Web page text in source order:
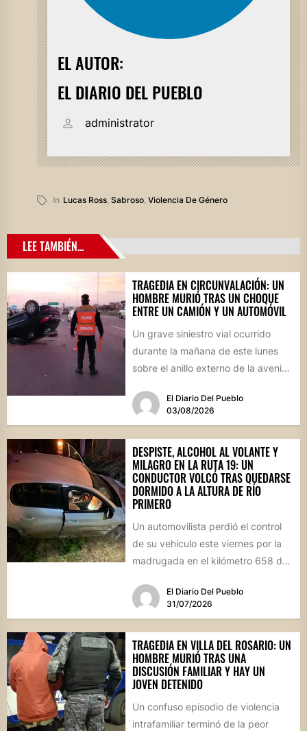
EL AUTOR:
EL DIARIO DEL PUEBLO
administrator
In Lucas Ross, Sabroso, Violencia De Género
LEE TAMBIÉN...
TRAGEDIA EN CIRCUNVALACIÓN: UN
HOMBRE MURIÓ TRAS UN CHOQUE
ENTRE UN CAMIÓN Y UN AUTOMÓVIL
Un grave siniestro vial ocurrido
durante la mañana de este lunes
sobre el anillo externo de la avenida
El Diario Del Pueblo
03/08/2026
DESPISTE, ALCOHOL AL VOLANTE Y
MILAGRO EN LA RUTA 19: UN
CONDUCTOR VOLCÓ TRAS QUEDARSE
DORMIDO A LA ALTURA DE RÍO
PRIMERO
Un automovilista perdió el control
de su vehículo este viernes por la
madrugada en el kilómetro 658 de
El Diario Del Pueblo
31/07/2026
TRAGEDIA EN VILLA DEL ROSARIO: UN
HOMBRE MURIÓ TRAS UNA
DISCUSIÓN FAMILIAR Y HAY UN
JOVEN DETENIDO
Un confuso episodio de violencia
intrafamiliar terminó de la peor